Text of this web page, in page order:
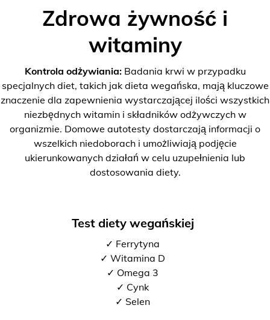
Zdrowa żywność i
witaminy
Kontrola odżywiania:Badania krwi w przypadku
specjalnych diet, takich jak dieta wegańska, mają kluczowe
znaczenie dla zapewnienia wystarczającej ilości wszystkich
niezbędnych witamin i składników odżywczych w
organizmie. Domowe autotesty dostarczają informacji o
wszelkich niedoborach i umożliwiają podjęcie
ukierunkowanych działań w celu uzupełnienia lub
dostosowania diety.
Test diety wegańskiej
✓ Ferrytyna
✓ Witamina D
✓ Omega 3
✓ Cynk
✓ Selen